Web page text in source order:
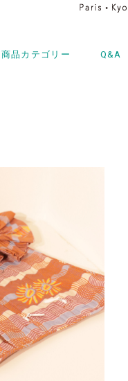
商品カテゴリー Q&A